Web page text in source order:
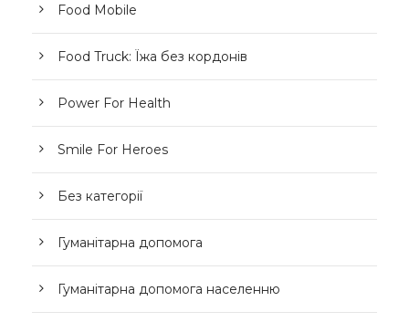
Food Mobile
Food Truck: Їжа без кордонів
Power For Health
Smile For Heroes
Без категорії
Гуманітарна допомога
Гуманітарна допомога населенню